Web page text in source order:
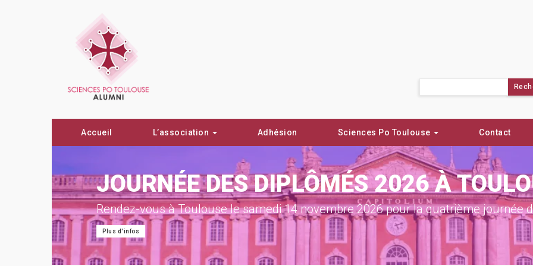
Accueil L’association Adhésion Sciences Po Toulouse Contact
JOURNÉE DES DIPLÔMÉS 2026 À
Rendez-vous à Toulouse le samedi 14 novembre 2026 pour la quatrième journée
Plus d'infos